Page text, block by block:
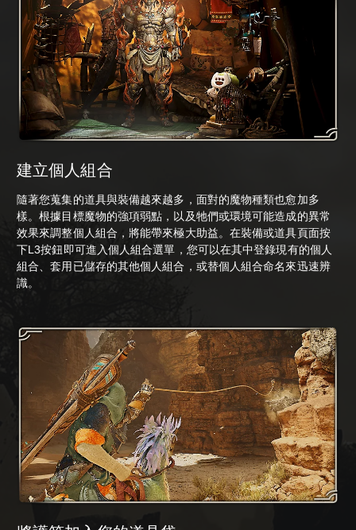
建立個人組合
隨著您蒐集的道具與裝備越來越多，面對的魔物種類也愈加多
樣。根據目標魔物的強項弱點，以及牠們或環境可能造成的異常
效果來調整個人組合，將能帶來極大助益。在裝備或道具頁面按
下L3按鈕即可進入個人組合選單，您可以在其中登錄現有的個人
組合、套用已儲存的其他個人組合，或替個人組合命名來迅速辨
識。